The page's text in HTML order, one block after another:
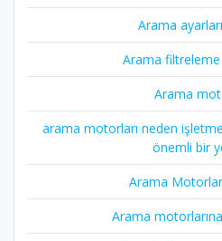
Arama
Arama
Arama
arama motorları neden
önemli bir
Arama
Arama